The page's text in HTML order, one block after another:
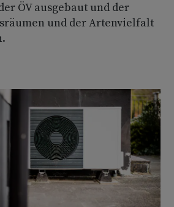
ÖV ausgebaut und der
und der Artenvielfalt